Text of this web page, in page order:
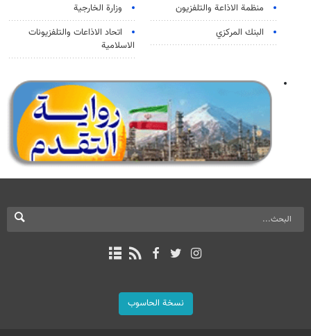
منظمة الاذاعة والتلفزیون
وزارة الخارجية
البنك المركزي
اتحاد الاذاعات والتلفزيونات
الاسلامية
نسخة الحاسوب